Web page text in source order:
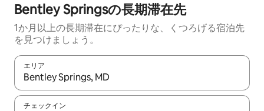
Bentley Springsの長期滞在先
1か月以上の長期滞在にぴったりな、くつろげる宿泊先
を見つけましょう。
エリア
検索結果が表示されたら、上下の矢印キーを使って移動するか
チェックイン